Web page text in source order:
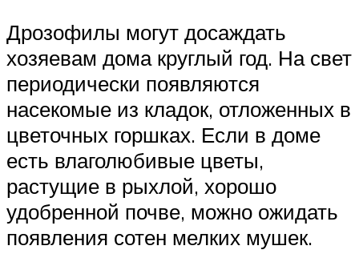
Дрозофилы могут досаждать
хозяевам дома круглый год. На свет
периодически появляются
насекомые из кладок, отложенных в
цветочных горшках. Если в доме
есть влаголюбивые цветы,
растущие в рыхлой, хорошо
удобренной почве, можно ожидать
появления сотен мелких мушек.